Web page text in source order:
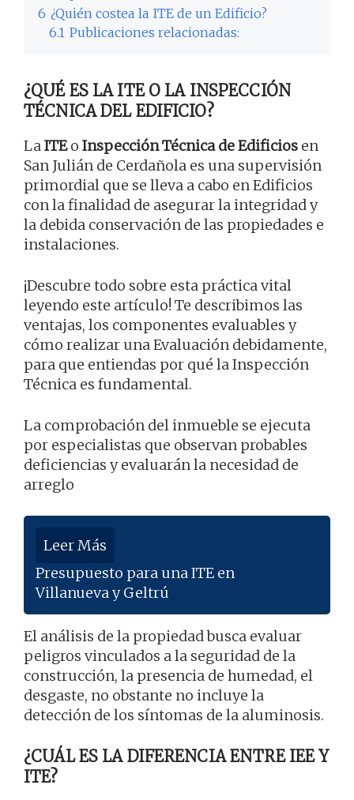
6 ¿Quién costea la ITE de un Edificio?
6.1 Publicaciones relacionadas:
¿QUÉ ES LA ITE O LA INSPECCIÓN
TÉCNICA DEL EDIFICIO?
LaITEo Inspección Técnica de Edificios en
San Julián de Cerdañola es una supervisión
primordial que se lleva a cabo en Edificios
con la finalidad de asegurar la integridad y
la debida conservación de las propiedades e
instalaciones.
¡Descubre todo sobre esta práctica vital
leyendo este artículo! Te describimos las
ventajas, los componentes evaluables y
cómo realizar una Evaluación debidamente,
para que entiendas por qué la Inspección
Técnica es fundamental.
La comprobación del inmueble se ejecuta
por especialistas que observan probables
deficiencias y evaluarán la necesidad de
arreglo
Leer Más
Presupuesto para una ITE en
Villanueva y Geltrú
El análisis de la propiedad busca evaluar
peligros vinculados a la seguridad de la
construcción, la presencia de humedad, el
desgaste, no obstante no incluye la
detección de los síntomas de la aluminosis.
¿CUÁL ES LA DIFERENCIA ENTRE IEE Y
ITE?